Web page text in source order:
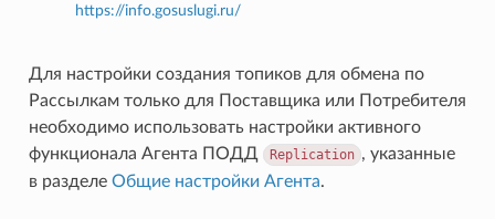
https://info.gosuslugi.ru/
Для настройки создания топиков для обмена по
Рассылкам только для Поставщика или Потребителя
необходимо использовать настройки активного
функционала Агента ПОДД
Replication , указанные
в разделе Общие настройки Агента.